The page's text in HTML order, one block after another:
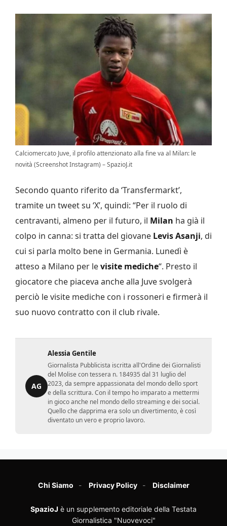
Calciomercato Juve, il profilo attenzionato alla fine va al Milan: le
novità (Screenshot Instagram) – SpazioJ.it
Secondo quanto riferito da ‘Transfermarkt’,
tramite un tweet su ‘X’, quindi: “Per il ruolo di
centravanti, almeno per il futuro, il Milan ha già il
colpo in canna: si tratta del giovane Levis Asanji, di
cui si parla molto bene in Germania. Lunedì è
atteso a Milano per levisite mediche“. Presto il
giocatore che piaceva anche alla Juve svolgerà
perciò le visite mediche con i rossoneri e firmerà il
suo nuovo contratto con il club rivale.
AG
Alessia Gentile
Giornalista Pubblicista iscritta all'Ordine dei Giornalisti
del Molise con tessera n. 184935 dal 31 luglio del
2023, da sempre appassionata del mondo dello sport
e della scrittura. Con il tempo ho imparato a mettermi
in gioco anche nel mondo dello streaming e dei social.
Quello che dapprima era solo un divertimento, è così
diventato un vero e proprio lavoro.
Chi Siamo Privacy Policy Disclaimer
SpazioJ è un supplemento editoriale della Testata
Giornalistica "Nuovevoci"